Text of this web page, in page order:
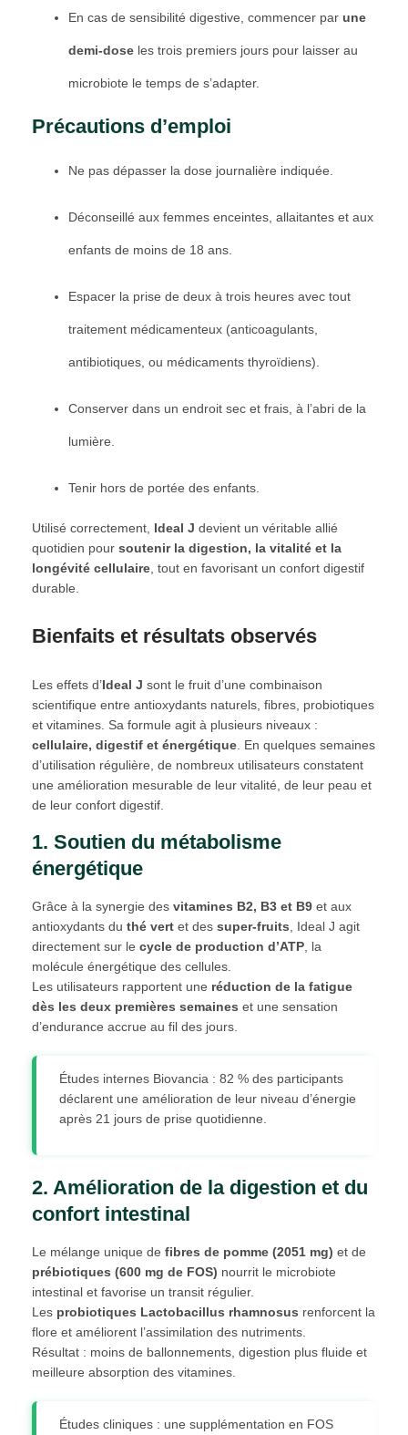
En cas de sensibilité digestive, commencer par une
demi-dose les trois premiers jours pour laisser au
microbiote le temps de s’adapter.
Précautions d’emploi
Ne pas dépasser la dose journalière indiquée.
Déconseillé aux femmes enceintes, allaitantes et aux
enfants de moins de 18 ans.
Espacer la prise de deux à trois heures avec tout
traitement médicamenteux (anticoagulants,
antibiotiques, ou médicaments thyroïdiens).
Conserver dans un endroit sec et frais, à l’abri de la
lumière.
Tenir hors de portée des enfants.
Utilisé correctement, Ideal J devient un véritable allié
quotidien pour soutenir la digestion, la vitalité et la
longévité cellulaire , tout en favorisant un confort digestif
durable.
Bienfaits et résultats observés
Les effets d’Ideal J sont le fruit d’une combinaison
scientifique entre antioxydants naturels, fibres, probiotiques
et vitamines. Sa formule agit à plusieurs niveaux :
cellulaire, digestif et énergétique . En quelques semaines
d’utilisation régulière, de nombreux utilisateurs constatent
une amélioration mesurable de leur vitalité, de leur peau et
de leur confort digestif.
1. Soutien du métabolisme
énergétique
Grâce à la synergie des vitamines B2, B3 et B9 et aux
antioxydants du thé vert et des super-fruits , Ideal J agit
directement sur le cycle de production d’ATP , la
molécule énergétique des cellules.
Les utilisateurs rapportent une réduction de la fatigue
dès les deux premières semaines et une sensation
d’endurance accrue au fil des jours.
Études internes Biovancia : 82 % des participants
déclarent une amélioration de leur niveau d’énergie
après 21 jours de prise quotidienne.
2. Amélioration de la digestion et du
confort intestinal
Le mélange unique de fibres de pomme (2051 mg) et de
prébiotiques (600 mg de FOS) nourrit le microbiote
intestinal et favorise un transit régulier.
Les probiotiques Lactobacillus rhamnosus renforcent la
flore et améliorent l’assimilation des nutriments.
Résultat : moins de ballonnements, digestion plus fluide et
meilleure absorption des vitamines.
Études cliniques : une supplémentation en FOS